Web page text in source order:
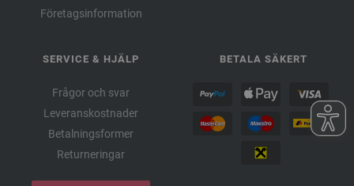
Företagsinformation
SERVICE & HJÄLP
Frågor och svar
Leveranskostnader
Betalningsformer
Returneringar
BETALA SÄKERT